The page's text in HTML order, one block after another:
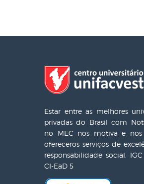
Estar entre as melhores
privadas do Brasil com
no MEC nos motiva e nos
ofereceros serviços de
responsabilidade social.
CI-EaD 5